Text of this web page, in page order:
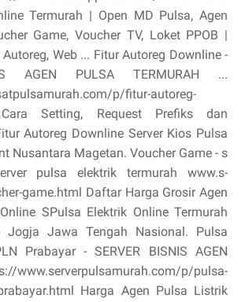
Termurah | Open MD Pulsa, Agen
Game, Voucher TV, Loket PPOB |
Autoreg, Web ... Fitur Autoreg Downline -
AGEN PULSA TERMURAH ...
p/fitur-autoreg-
Setting, Request Prefiks dan
Autoreg Downline Server Kios Pulsa
Nusantara Magetan. Voucher Game - s
pulsa elektrik termurah www.s-
game.html Daftar Harga Grosir Agen
SPulsa Elektrik Online Termurah
Jogja Jawa Tengah Nasional. Pulsa
Prabayar - SERVER BISNIS AGEN
www.serverpulsamurah.com/p/pulsa-
Harga Agen Pulsa Listrik